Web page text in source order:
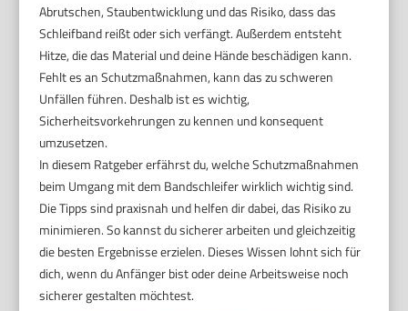
Abrutschen, Staubentwicklung und das Risiko, dass das
Schleifband reißt oder sich verfängt. Außerdem entsteht
Hitze, die das Material und deine Hände beschädigen kann.
Fehlt es an Schutzmaßnahmen, kann das zu schweren
Unfällen führen. Deshalb ist es wichtig,
Sicherheitsvorkehrungen zu kennen und konsequent
umzusetzen.
In diesem Ratgeber erfährst du, welche Schutzmaßnahmen
beim Umgang mit dem Bandschleifer wirklich wichtig sind.
Die Tipps sind praxisnah und helfen dir dabei, das Risiko zu
minimieren. So kannst du sicherer arbeiten und gleichzeitig
die besten Ergebnisse erzielen. Dieses Wissen lohnt sich für
dich, wenn du Anfänger bist oder deine Arbeitsweise noch
sicherer gestalten möchtest.